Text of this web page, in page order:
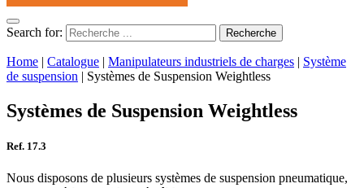
Search for:
Home | Catalogue | Manipulateurs industriels de charges | Système
de suspension | Systèmes de Suspension Weightless
Systèmes de Suspension Weightless
Ref. 17.3
Nous disposons de plusieurs systèmes de suspension pneumatique,